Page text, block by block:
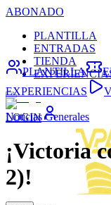
ABONADO
PLANTILLA
ENTRADAS
TIENDA
LOGIN
PLANTILLA
EXPERIENCIAS
Noticias Generales
¡Victoria
2)!